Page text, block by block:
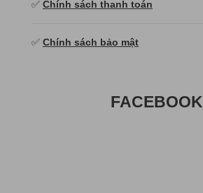
✅ Chính sách thanh toán
✅ Chính sách bảo mật
FACEBOOK